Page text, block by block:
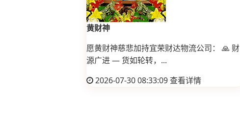
黄财神
愿黄财神慈悲加持宜荣财达物流公司： 🙏 财
源广进 — 货如轮转，...
2026-07-30 08:33:09查看详情